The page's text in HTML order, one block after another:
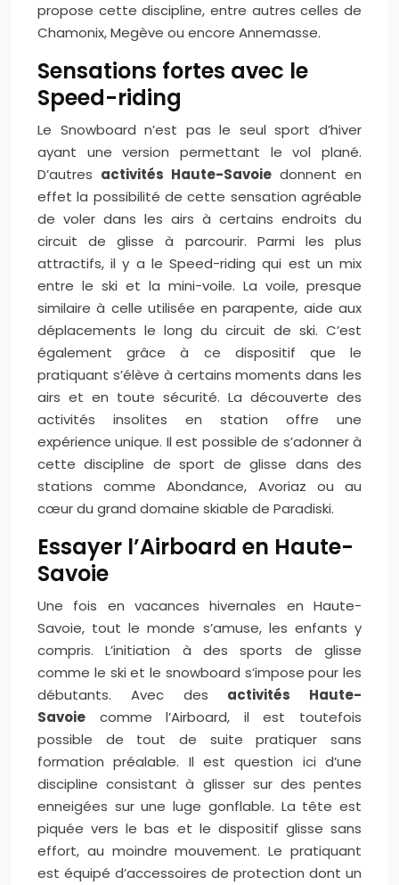
propose cette discipline, entre autres celles de
Chamonix, Megève ou encore Annemasse.
Sensations fortes avec le
Speed-riding
Le Snowboard n’est pas le seul sport d’hiver
ayant une version permettant le vol plané.
D’autres activités Haute-Savoie donnent en
effet la possibilité de cette sensation agréable
de voler dans les airs à certains endroits du
circuit de glisse à parcourir. Parmi les plus
attractifs, il y a le Speed-riding qui est un mix
entre le ski et la mini-voile. La voile, presque
similaire à celle utilisée en parapente, aide aux
déplacements le long du circuit de ski. C’est
également grâce à ce dispositif que le
pratiquant s’élève à certains moments dans les
airs et en toute sécurité. La découverte des
activités insolites en station offre une
expérience unique. Il est possible de s’adonner à
cette discipline de sport de glisse dans des
stations comme Abondance, Avoriaz ou au
cœur du grand domaine skiable de Paradiski.
Essayer l’Airboard en Haute-
Savoie
Une fois en vacances hivernales en Haute-
Savoie, tout le monde s’amuse, les enfants y
compris. L’initiation à des sports de glisse
comme le ski et le snowboard s’impose pour les
débutants. Avec des activités Haute-
Savoie comme l’Airboard, il est toutefois
possible de tout de suite pratiquer sans
formation préalable. Il est question ici d’une
discipline consistant à glisser sur des pentes
enneigées sur une luge gonflable. La tête est
piquée vers le bas et le dispositif glisse sans
effort, au moindre mouvement. Le pratiquant
est équipé d’accessoires de protection dont un